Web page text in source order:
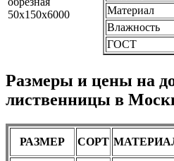
Материал
Влажность
ГОСТ
Размеры и цены на
лиственницы в
РАЗМЕР СОРТ